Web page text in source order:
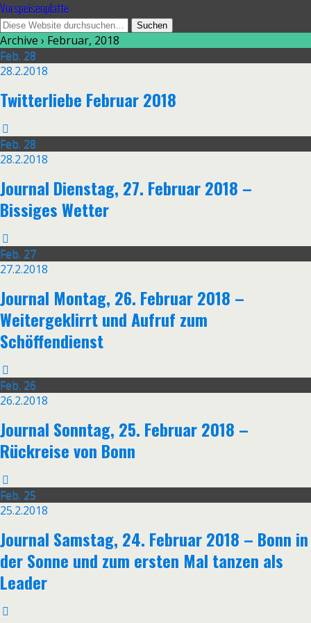
Vorspeisenplatte
Archive › Februar, 2018
Feb. 28
28.2.2018
Twitterliebe Februar 2018
Feb. 28
28.2.2018
Journal Dienstag, 27. Februar 2018 –
Bissiges Wetter
Feb. 27
27.2.2018
Journal Montag, 26. Februar 2018 –
Weitergeklirrt und Aufruf zum
Schöffendienst
Feb. 26
26.2.2018
Journal Sonntag, 25. Februar 2018 –
Rückreise von Bonn
Feb. 25
25.2.2018
Journal Samstag, 24. Februar 2018 – Bonn in
der Sonne und zum ersten Mal tanzen als
Leader